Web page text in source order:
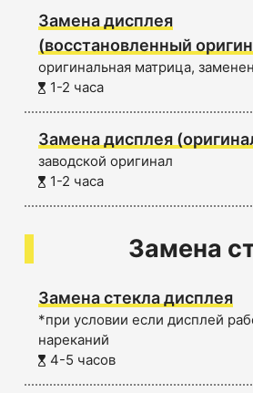
Замена дисплея
(восстановленный
оригинальная матрица,
1-2 часа
Замена дисплея
заводской оригинал
1-2 часа
Замена
Замена стекла дисплея
*при условии если дисплей
нареканий
4-5 часов